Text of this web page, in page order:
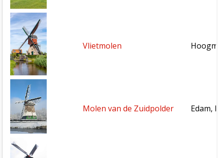
Vlietmolen
Molen van de Zuidpolder Edam,